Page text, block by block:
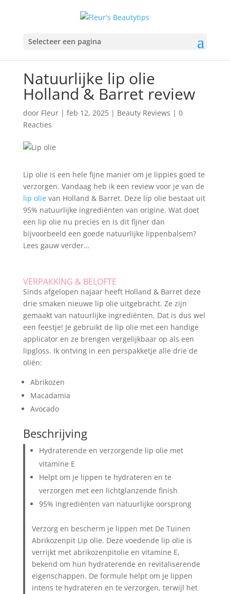
Selecteer een pagina
Natuurlijke lip olie
Holland & Barret review
door Fleur| feb 12, 2025| Beauty Reviews | 0
Reacties
Lip olie is een hele fijne manier om je lippies goed te
verzorgen. Vandaag heb ik een review voor je van de
lip olievan Holland & Barret. Deze lip olie bestaat uit
95% natuurlijke ingrediënten van origine. Wat doet
een lip olie nu precies en is dit fijner dan
bijvoorbeeld een goede natuurlijke lippenbalsem?
Lees gauw verder…
VERPAKKING & BELOFTE
Sinds afgelopen najaar heeft Holland & Barret deze
drie smaken nieuwe lip olie uitgebracht. Ze zijn
gemaakt van natuurlijke ingrediënten. Dat is dus wel
een feestje! Je gebruikt de lip olie met een handige
applicator en ze brengen vergelijkbaar op als een
lipgloss. Ik ontving in een perspakketje alle drie de
oliën:
Abrikozen
Macadamia
Avocado
Beschrijving
Hydraterende en verzorgende lip olie met
vitamine E
Helpt om je lippen te hydrateren en te
verzorgen met een lichtglanzende finish
95% ingrediënten van natuurlijke oorsprong
Verzorg en bescherm je lippen met De Tuinen
Abrikozenpit Lip olie. Deze voedende lip olie is
verrijkt met abrikozenpitolie en vitamine E,
bekend om hun hydraterende en revitaliserende
eigenschappen. De formule helpt om je lippen
intens te hydrateren en te verzorgen, terwijl het